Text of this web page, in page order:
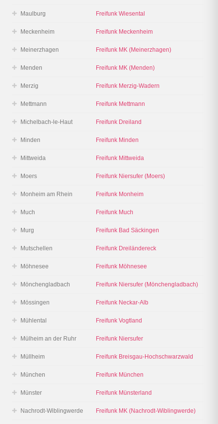
Maulburg Freifunk Wiesental
Meckenheim Freifunk Meckenheim
Meinerzhagen Freifunk MK (Meinerzhagen)
Menden Freifunk MK (Menden)
Merzig Freifunk Merzig-Wadern
Mettmann Freifunk Mettmann
Michelbach-le-Haut Freifunk Dreiland
Minden Freifunk Minden
Mittweida Freifunk Mittweida
Moers Freifunk Niersufer (Moers)
Monheim am Rhein Freifunk Monheim
Much Freifunk Much
Murg Freifunk Bad Säckingen
Mutschellen Freifunk Dreiländereck
Möhnesee Freifunk Möhnesee
Mönchengladbach Freifunk Niersufer (Mönchengladbach)
Mössingen Freifunk Neckar-Alb
Mühlental Freifunk Vogtland
Mülheim an der Ruhr Freifunk Niersufer
Müllheim Freifunk Breisgau-Hochschwarzwald
München Freifunk München
Münster Freifunk Münsterland
Nachrodt-Wiblingwerde Freifunk MK (Nachrodt-Wiblingwerde)